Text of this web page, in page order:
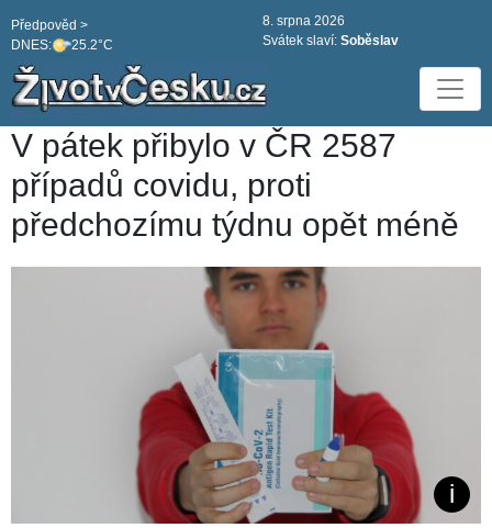
DNES: 25.2°C
Předpověd >
8. srpna 2026
Svátek slaví: Soběslav
V pátek přibylo v ČR 2587
případů covidu, proti
předchozímu týdnu opět méně